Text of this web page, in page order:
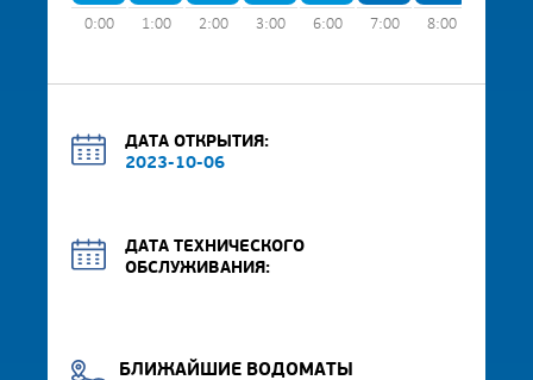
0:00 1:00 2:00 3:00 6:00 7:00 8:00
ДАТА ОТКРЫТИЯ:
2023-10-06
ДАТА ТЕХНИЧЕСКОГО
ОБСЛУЖИВАНИЯ:
БЛИЖАЙШИЕ ВОДОМАТЫ